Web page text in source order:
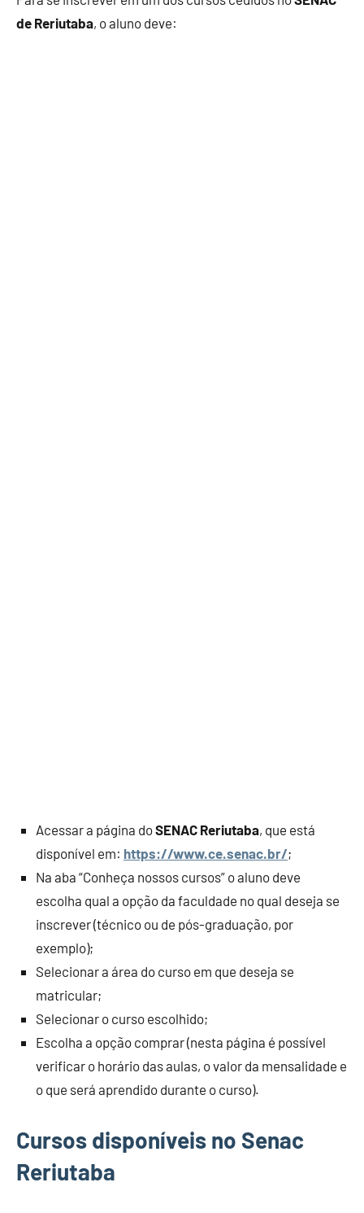
de Reriutaba, o aluno deve:
Acessar a página doSENAC Reriutaba, que está
disponível em: https://www.ce.senac.br/;
Na aba “Conheça nossos cursos” o aluno deve
escolha qual a opção da faculdade no qual deseja se
inscrever (técnico ou de pós-graduação, por
exemplo);
Selecionar a área do curso em que deseja se
matricular;
Selecionar o curso escolhido;
Escolha a opção comprar (nesta página é possível
verificar o horário das aulas, o valor da mensalidade e
o que será aprendido durante o curso).
Cursos disponíveis no Senac
Reriutaba